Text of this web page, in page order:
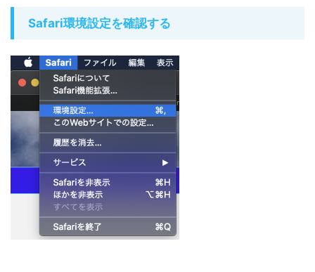
Safari環境設定を確認する